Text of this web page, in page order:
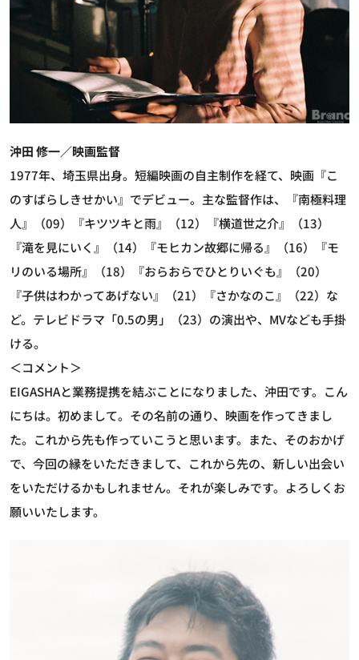
沖田 修一／映画監督
1977年、埼玉県出身。短編映画の自主制作を経て、映画『こ
のすばらしきせかい』でデビュー。主な監督作は、『南極料理
人』（09）『キツツキと雨』（12）『横道世之介』（13）
『滝を見にいく』（14）『モヒカン故郷に帰る』（16）『モ
リのいる場所』（18）『おらおらでひとりいぐも』（20）
『子供はわかってあげない』（21）『さかなのこ』（22）な
ど。テレビドラマ「0.5の男」（23）の演出や、MVなども手掛
ける。
＜コメント＞
EIGASHAと業務提携を結ぶことになりました、沖田です。こん
にちは。初めまして。その名前の通り、映画を作ってきまし
た。これから先も作っていこうと思います。また、そのおかげ
で、今回の縁をいただきまして、これから先の、新しい出会い
をいただけるかもしれません。それが楽しみです。よろしくお
願いいたします。